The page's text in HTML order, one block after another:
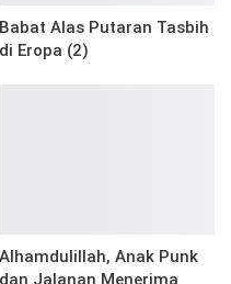
Babat Alas Putaran Tasbih
di Eropa (2)
Alhamdulillah, Anak Punk